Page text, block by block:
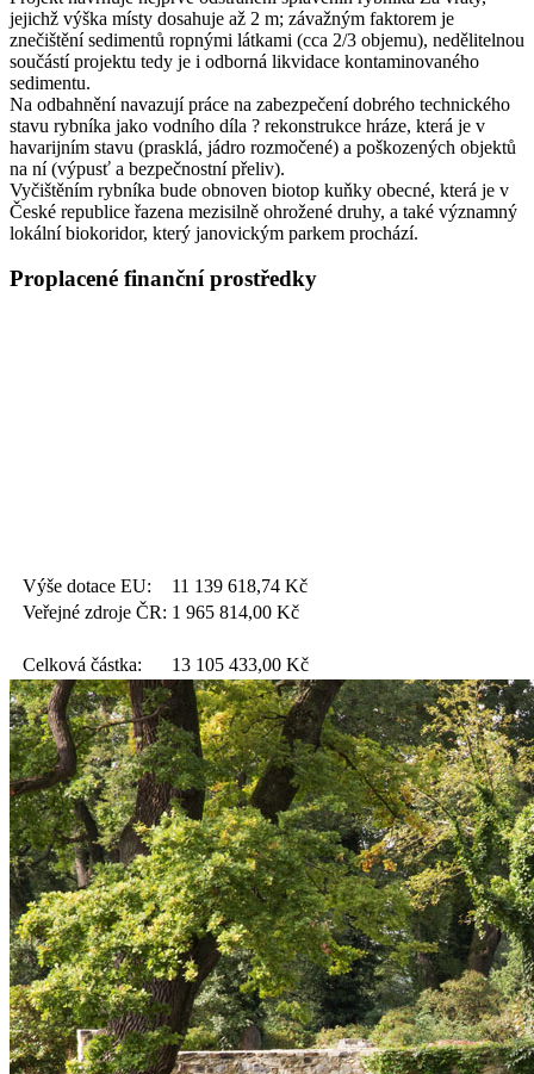
jejichž výška místy dosahuje až 2 m; závažným faktorem je
znečištění sedimentů ropnými látkami (cca 2/3 objemu), nedělitelnou
součástí projektu tedy je i odborná likvidace kontaminovaného
sedimentu.
Na odbahnění navazují práce na zabezpečení dobrého technického
stavu rybníka jako vodního díla ? rekonstrukce hráze, která je v
havarijním stavu (prasklá, jádro rozmočené) a poškozených objektů
na ní (výpusť a bezpečnostní přeliv).
Vyčištěním rybníka bude obnoven biotop kuňky obecné, která je v
České republice řazena mezisilně ohrožené druhy, a také významný
lokální biokoridor, který janovickým parkem prochází.
Proplacené finanční prostředky
Výše dotace EU: 11 139 618,74 Kč
Veřejné zdroje ČR: 1 965 814,00 Kč
Celková částka: 13 105 433,00 Kč